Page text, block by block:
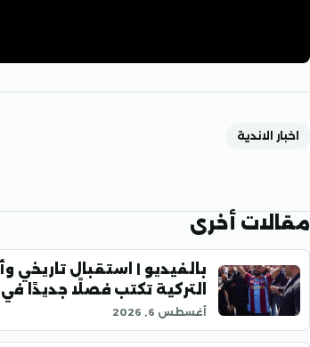
اخبار الاندية
مقالات أخرى
بالفيديو | استقبال
التركية تكتب فصلًا جديدًا
أغسطس 6, 2026